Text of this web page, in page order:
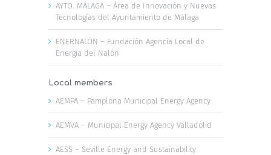
AYTO. MÁLAGA – Área de Innovación y Nuevas
Tecnologías del Ayuntamiento de Málaga
ENERNALÓN – Fundación Agencia Local de
Energía del Nalón
Local members
AEMPA – Pamplona Municipal Energy Agency
AEMVA – Municipal Energy Agency Valladolid
AESS – Seville Energy and Sustainability